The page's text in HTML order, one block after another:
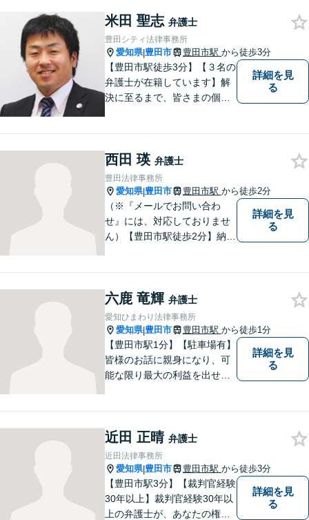
米田 聖志 弁護士
豊田シティ法律事務所
愛知県|豊田市 豊田市駅 から徒歩3分
【豊田市駅徒歩3分】【３名の
弁護士が在籍しています】解
決に至るまで、皆さまの個別
続問題／刑事事件／企業法務
など幅広く対応。どうぞお気
軽にご相談ください。
詳細を見
る
西田 瑛 弁護士
豊田法律事務所
愛知県|豊田市 豊田市駅 から徒歩2分
（※『メールでお問い合わ
せ』には、対応しておりませ
ん）【豊田市駅徒歩2分】納得
ます。【分割払い対応・法テ
ラス利用可能】費用面のご不
安はご相談ください。
詳細を見
る
六鹿 竜輝 弁護士
愛知ひまわり法律事務所
愛知県|豊田市 豊田市駅 から徒歩1分
【豊田市駅1分】【駐車場有】
皆様のお話に親身になり、可
能な限り最大の利益を出せる
お困りの方はなんでもご相談
ください。先を見据えた解決
策をご提案いたします。
詳細を見
る
近田 正晴 弁護士
近田法律事務所
愛知県|豊田市 豊田市駅 から徒歩3分
【豊田市駅3分】【裁判官経験
30年以上】裁判官経験30年以
上の弁護士が、あなたの権利
詳細を見
る